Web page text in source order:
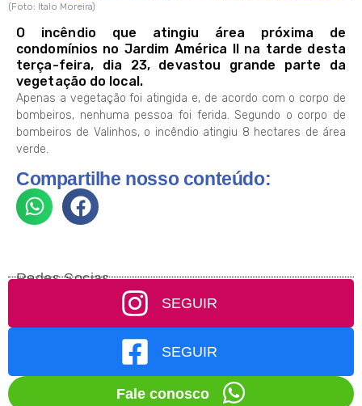
(Foto: Italo Moreira)
O incêndio que atingiu área próxima de
condomínios no Jardim América II na tarde desta
terça-feira, dia 23, devastou grande parte da
vegetação do local.
Apenas a vegetação foi atingida e, de acordo com o corpo de
bombeiros, nenhuma pessoa foi ferida. Segundo o corpo de
bombeiros de Valinhos, o incêndio atingiu 8 hectares de área
verde.
Compartilhe nosso conteúdo:
Redes Socias
SEGUIR
SEGUIR
Fale conosco